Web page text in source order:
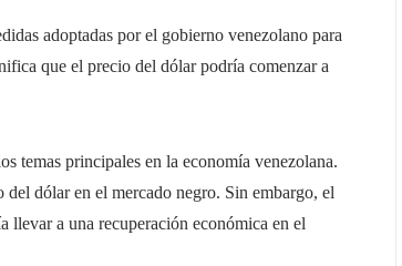
adoptadas por el gobierno venezolano para
que el precio del dólar podría comenzar a
temas principales en la economía venezolana.
dólar en el mercado negro. Sin embargo, el
llevar a una recuperación económica en el